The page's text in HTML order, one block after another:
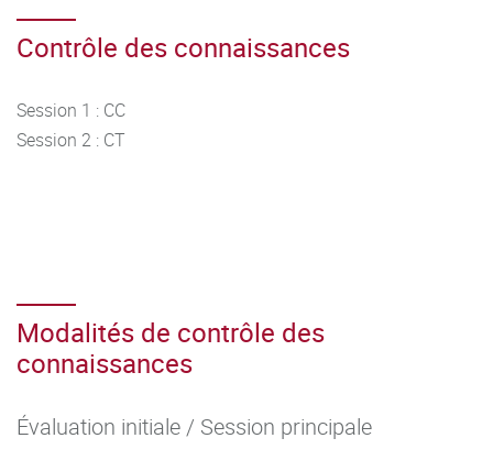
Contrôle des connaissances
Session 1 : CC
Session 2 : CT
Modalités de contrôle des
connaissances
Évaluation initiale / Session principale